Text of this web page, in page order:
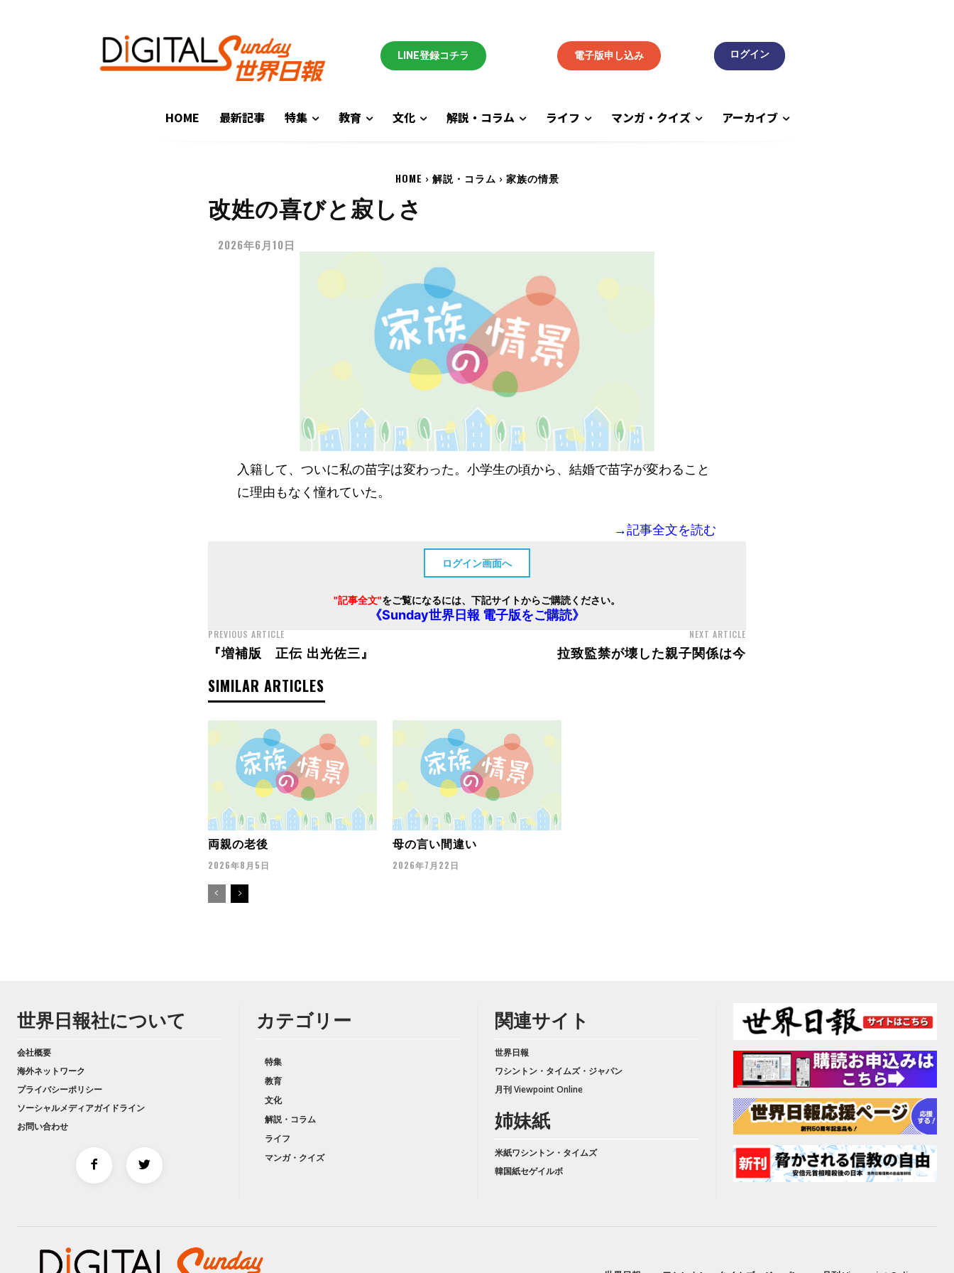
LINE登録コチラ 電子版申し込み
HOME 最新記事 特集 教育 文化 解説・コラム ライフ マンガ・クイズ アーカイブ
HOME 解説・コラム 家族の情景
改姓の喜びと寂しさ
2026年6月10日
入籍して、ついに私の苗字は変わった。小学生の頃から、結婚で苗字が変わること
に理由もなく憧れていた。
→記事全文を読む
ログイン画面へ
"記事全文"をご覧になるには、下記サイトからご購読ください。
《Sunday世界日報 電子版をご購読》
PREVIOUS ARTICLE
『増補版 正伝 出光佐三』
NEXT ARTICLE
拉致監禁が壊した親子関係は今
SIMILAR ARTICLES
両親の老後
2026年8月5日
母の言い間違い
2026年7月22日
世界日報社について
会社概要
海外ネットワーク
プライバシーポリシー
ソーシャルメディアガイドライン
お問い合わせ
カテゴリー
特集
教育
文化
解説・コラム
ライフ
マンガ・クイズ
関連サイト
世界日報
ワシントン・タイムズ・ジャパン
月刊 Viewpoint Online
姉妹紙
米紙ワシントン・タイムズ
韓国紙セゲイルボ